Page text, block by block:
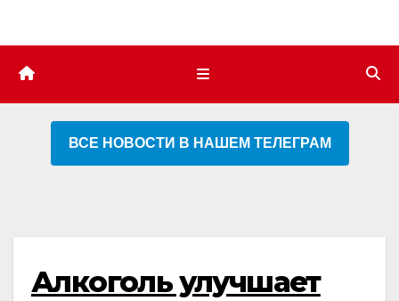
ВСЕ НОВОСТИ В НАШЕМ ТЕЛЕГРАМ
Алкоголь улучшает